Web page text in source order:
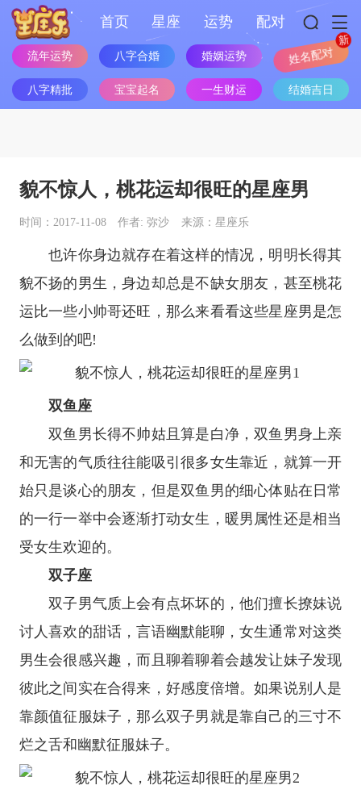
首页 星座 运势 配对
流年运势 八字合婚 婚姻运势 姓名配对
八字精批 宝宝起名 一生财运 结婚吉日
貌不惊人，桃花运却很旺的星座男
时间：2017-11-08 作者: 弥沙 来源：星座乐
也许你身边就存在着这样的情况，明明长得其
貌不扬的男生，身边却总是不缺女朋友，甚至桃花
运比一些小帅哥还旺，那么来看看这些星座男是怎
么做到的吧!
双鱼座
双鱼男长得不帅姑且算是白净，双鱼男身上亲
和无害的气质往往能吸引很多女生靠近，就算一开
始只是谈心的朋友，但是双鱼男的细心体贴在日常
的一行一举中会逐渐打动女生，暖男属性还是相当
受女生欢迎的。
双子座
双子男气质上会有点坏坏的，他们擅长撩妹说
讨人喜欢的甜话，言语幽默能聊，女生通常对这类
男生会很感兴趣，而且聊着聊着会越发让妹子发现
彼此之间实在合得来，好感度倍增。如果说别人是
靠颜值征服妹子，那么双子男就是靠自己的三寸不
烂之舌和幽默征服妹子。